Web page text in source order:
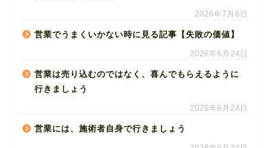
2026年7月6日
営業でうまくいかない時に見る記事【失敗の価値】
2026年6月24日
営業は売り込むのではなく、喜んでもらえるように
行きましょう
2026年6月24日
営業には、施術者自身で行きましょう